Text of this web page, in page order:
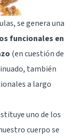
se genera una
funcionales en
(en cuestión de
también
a largo
uno de los
cuerpo se